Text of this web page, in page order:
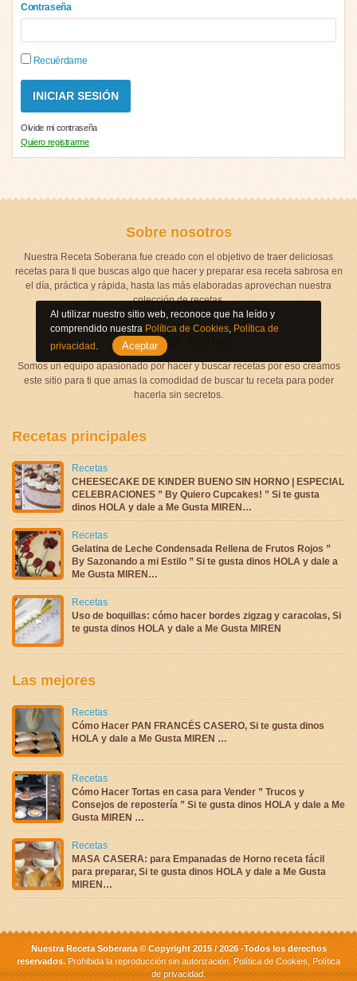
Contraseña
Recuérdame
Olvide mi contraseña
Quiero registrarme
Sobre nosotros
Nuestra Receta Soberana fue creado con el objetivo de traer deliciosas
recetas para ti que buscas algo que hacer y preparar esa receta sabrosa en
el día, práctica y rápida, hasta las más elaboradas aprovechan nuestra
colección de recetas.
Quienes somos
Somos un equipo apasionado por hacer y buscar recetas por eso creamos
este sitio para ti que amas la comodidad de buscar tu receta para poder
hacerla sin secretos.
Recetas principales
Recetas
CHEESECAKE DE KINDER BUENO SIN HORNO | ESPECIAL
CELEBRACIONES ” By Quiero Cupcakes! ” Si te gusta
dinos HOLA y dale a Me Gusta MIREN…
Recetas
Gelatina de Leche Condensada Rellena de Frutos Rojos ”
By Sazonando a mi Estilo ” Si te gusta dinos HOLA y dale a
Me Gusta MIREN…
Recetas
Uso de boquillas: cómo hacer bordes zigzag y caracolas, Si
te gusta dinos HOLA y dale a Me Gusta MIREN
Las mejores
Recetas
Cómo Hacer PAN FRANCÉS CASERO, Si te gusta dinos
HOLA y dale a Me Gusta MIREN …
Recetas
Cómo Hacer Tortas en casa para Vender ” Trucos y
Consejos de repostería ” Si te gusta dinos HOLA y dale a Me
Gusta MIREN …
Recetas
MASA CASERA: para Empanadas de Horno receta fácil
para preparar, Si te gusta dinos HOLA y dale a Me Gusta
MIREN…
Nuestra Receta Soberana © Copyright 2015 / 2026 -Todos los derechos
reservados. Prohibida la reproducción sin autorización. Política de Cookies, Política
de privacidad.
Al utilizar nuestro sitio web, reconoce que ha leído y
comprendido nuestra Política de Cookies, Política de
privacidad. Aceptar